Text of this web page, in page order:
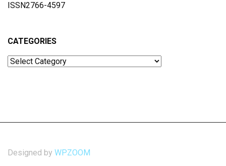
ISSN2766-4597
CATEGORIES
Categories
Designed by WPZOOM